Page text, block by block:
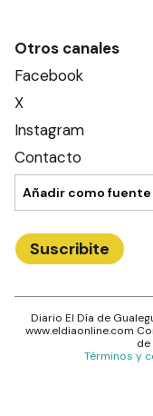
Otros canales
Facebook
X
Instagram
Contacto
Añadir como fuente
Suscribite
Diario El Día de
www.eldiaonline.com
de
Términos y